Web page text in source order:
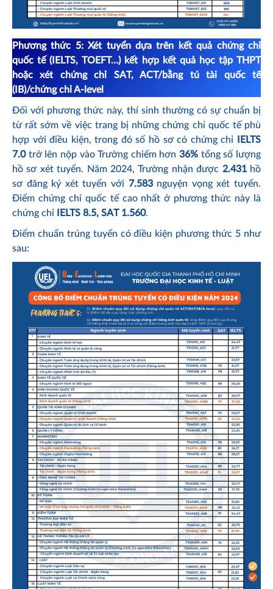
Phương thức 5: Xét tuyển dựa trên kết quả chứng chỉ
quốc tế (IELTS, TOEFT…) kết hợp kết quả học tập THPT
hoặc xét chứng chỉ SAT, ACT/bằng tú tài quốc tế
(IB)/chứng chỉ A-level
Đối với phương thức này, thí sinh thường có sự chuẩn bị
từ rất sớm về việc trang bị những chứng chỉ quốc tế phù
hợp với điều kiện, trong đó số hồ sơ có chứng chỉ
IELTS
7.0trở lên nộp vào Trường chiếm hơn36% tổng số lượng
hồ sơ xét tuyển. Năm 2024, Trường nhận được 2.431 hồ
sơ đăng ký xét tuyển với 7.583 nguyện vọng xét tuyển.
Điểm chứng chỉ quốc tế cao nhất ở phương thức này là
chứng chỉ
IELTS 8.5, SAT 1.560.
Điểm chuẩn trúng tuyển có điều kiện phương thức 5 như
sau: